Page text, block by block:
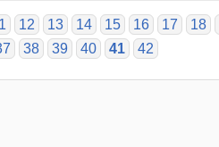
12 13 14 15 16 17 18
38 39 40 41 42